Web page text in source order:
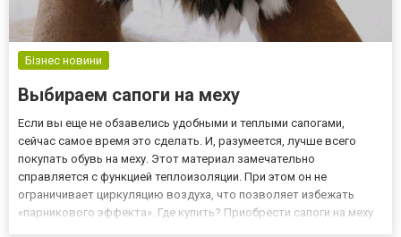
Бізнес новини
Выбираем сапоги на меху
Если вы еще не обзавелись удобными и теплыми сапогами,
сейчас самое время это сделать. И, разумеется, лучше всего
покупать обувь на меху. Этот материал замечательно
справляется с функцией теплоизоляции. При этом он не
ограничивает циркуляцию воздуха, что позволяет избежать
«парникового эффекта». Где купить? Приобрести сапоги на меху